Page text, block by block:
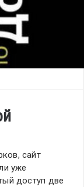
сайт
уже
доступ две